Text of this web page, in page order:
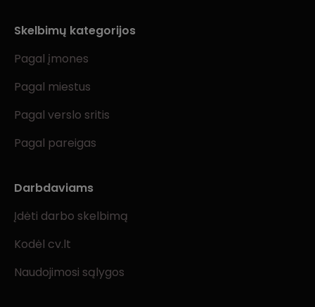
Skelbimų kategorijos
Pagal įmones
Pagal miestus
Pagal verslo sritis
Pagal pareigas
Darbdaviams
Įdėti darbo skelbimą
Kodėl cv.lt
Naudojimosi sąlygos